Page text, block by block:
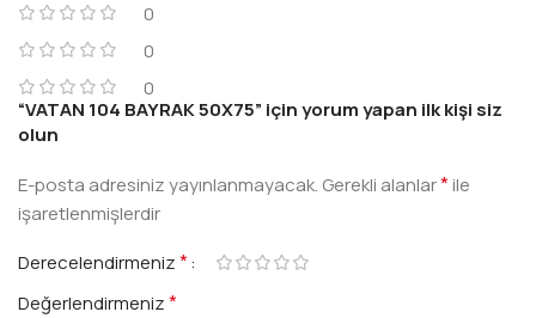
0
0
0
“VATAN 104 BAYRAK 50X75” için yorum yapan ilk kişi siz
olun
E-posta adresiniz yayınlanmayacak. Gerekli alanlar*ile
işaretlenmişlerdir
Derecelendirmeniz*
Değerlendirmeniz*